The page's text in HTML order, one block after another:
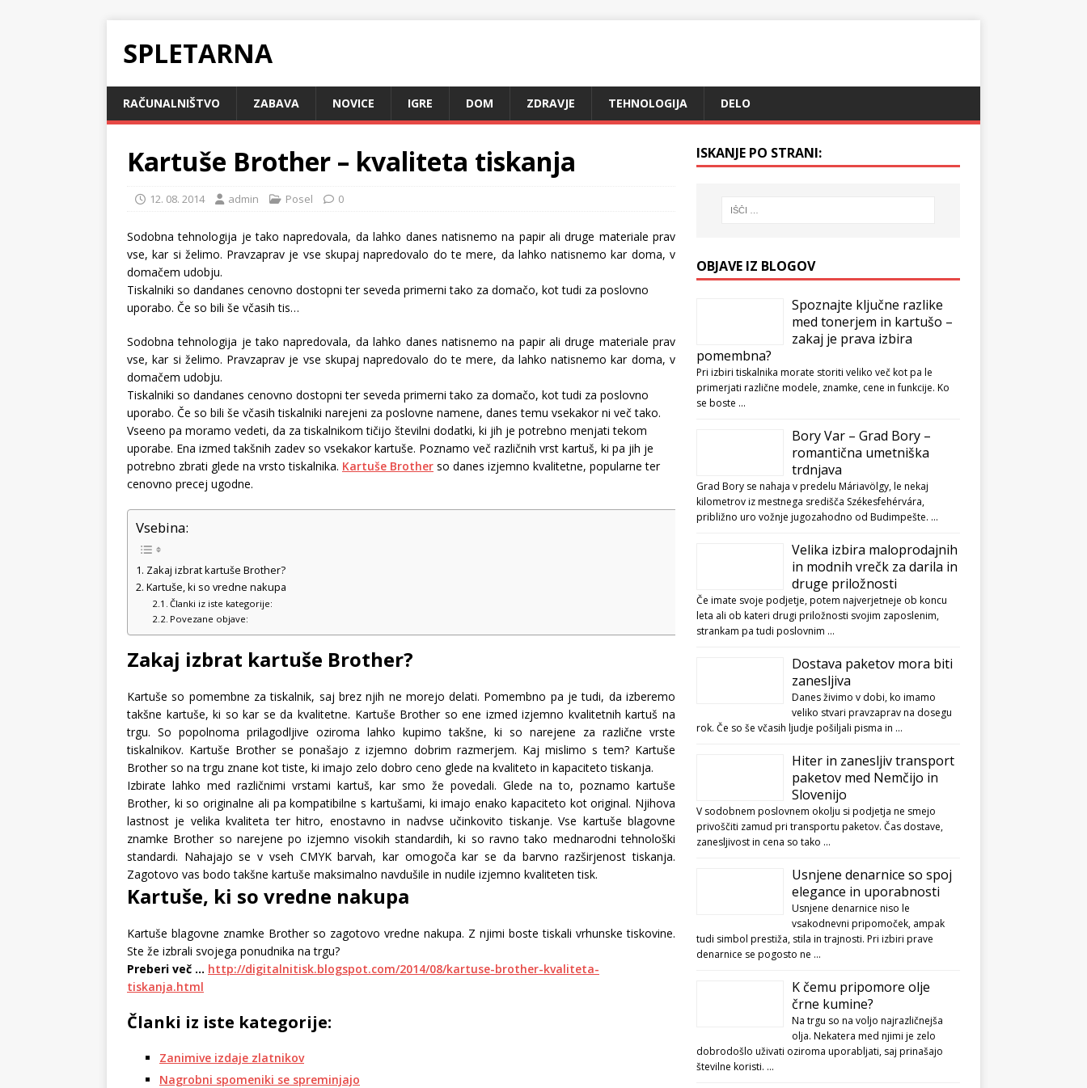
SPLETARNA
RAČUNALNIŠTVO ZABAVA NOVICE IGRE DOM ZDRAVJE TEHNOLOGIJA DELO
Kartuše Brother – kvaliteta tiskanja
12. 08. 2014 admin Posel 0
Sodobna tehnologija je tako napredovala, da lahko danes natisnemo na papir ali druge materiale prav
vse, kar si želimo. Pravzaprav je vse skupaj napredovalo do te mere, da lahko natisnemo kar doma, v
domačem udobju.
Tiskalniki so dandanes cenovno dostopni ter seveda primerni tako za domačo, kot tudi za poslovno
uporabo. Če so bili še včasih tis…
Sodobna tehnologija je tako napredovala, da lahko danes natisnemo na papir ali druge materiale prav
vse, kar si želimo. Pravzaprav je vse skupaj napredovalo do te mere, da lahko natisnemo kar doma, v
domačem udobju.
Tiskalniki so dandanes cenovno dostopni ter seveda primerni tako za domačo, kot tudi za poslovno
uporabo. Če so bili še včasih tiskalniki narejeni za poslovne namene, danes temu vsekakor ni več tako.
Vseeno pa moramo vedeti, da za tiskalnikom tičijo številni dodatki, ki jih je potrebno menjati tekom
uporabe. Ena izmed takšnih zadev so vsekakor kartuše. Poznamo več različnih vrst kartuš, ki pa jih je
potrebno zbrati glede na vrsto tiskalnika. Kartuše Brother so danes izjemno kvalitetne, popularne ter
cenovno precej ugodne.
Vsebina:
Zakaj izbrat kartuše Brother?
Kartuše, ki so vredne nakupa
Članki iz iste kategorije:
Povezane objave:
Zakaj izbrat kartuše Brother?
Kartuše so pomembne za tiskalnik, saj brez njih ne morejo delati. Pomembno pa je tudi, da izberemo
takšne kartuše, ki so kar se da kvalitetne. Kartuše Brother so ene izmed izjemno kvalitetnih kartuš na
trgu. So popolnoma prilagodljive oziroma lahko kupimo takšne, ki so narejene za različne vrste
tiskalnikov. Kartuše Brother se ponašajo z izjemno dobrim razmerjem. Kaj mislimo s tem? Kartuše
Brother so na trgu znane kot tiste, ki imajo zelo dobro ceno glede na kvaliteto in kapaciteto tiskanja.
Izbirate lahko med različnimi vrstami kartuš, kar smo že povedali. Glede na to, poznamo kartuše
Brother, ki so originalne ali pa kompatibilne s kartušami, ki imajo enako kapaciteto kot original. Njihova
lastnost je velika kvaliteta ter hitro, enostavno in nadvse učinkovito tiskanje. Vse kartuše blagovne
znamke Brother so narejene po izjemno visokih standardih, ki so ravno tako mednarodni tehnološki
standardi. Nahajajo se v vseh CMYK barvah, kar omogoča kar se da barvno razširjenost tiskanja.
Zagotovo vas bodo takšne kartuše maksimalno navdušile in nudile izjemno kvaliteten tisk.
Kartuše, ki so vredne nakupa
Kartuše blagovne znamke Brother so zagotovo vredne nakupa. Z njimi boste tiskali vrhunske tiskovine.
Ste že izbrali svojega ponudnika na trgu?
Preberi več … http://digitalnitisk.blogspot.com/2014/08/kartuse-brother-kvaliteta-
tiskanja.html
Članki iz iste kategorije:
Zanimive izdaje zlatnikov
Nagrobni spomeniki se spreminjajo
ISKANJE PO STRANI:
OBJAVE IZ BLOGOV
Spoznajte ključne razlike
med tonerjem in kartušo –
zakaj je prava izbira
pomembna?
Pri izbiri tiskalnika morate storiti veliko več kot pa le
primerjati različne modele, znamke, cene in funkcije. Ko
se boste …
Bory Var – Grad Bory –
romantična umetniška
trdnjava
Grad Bory se nahaja v predelu Máriavölgy, le nekaj
kilometrov iz mestnega središča Székesfehérvára,
približno uro vožnje jugozahodno od Budimpešte. …
Velika izbira maloprodajnih
in modnih vrečk za darila in
druge priložnosti
Če imate svoje podjetje, potem najverjetneje ob koncu
leta ali ob kateri drugi priložnosti svojim zaposlenim,
strankam pa tudi poslovnim …
Dostava paketov mora biti
zanesljiva
Danes živimo v dobi, ko imamo
veliko stvari pravzaprav na dosegu
rok. Če so še včasih ljudje pošiljali pisma in …
Hiter in zanesljiv transport
paketov med Nemčijo in
Slovenijo
V sodobnem poslovnem okolju si podjetja ne smejo
privoščiti zamud pri transportu paketov. Čas dostave,
zanesljivost in cena so tako …
Usnjene denarnice so spoj
elegance in uporabnosti
Usnjene denarnice niso le
vsakodnevni pripomoček, ampak
tudi simbol prestiža, stila in trajnosti. Pri izbiri prave
denarnice se pogosto ne …
K čemu pripomore olje
črne kumine?
Na trgu so na voljo najrazličnejša
olja. Nekatera med njimi je zelo
dobrodošlo uživati oziroma uporabljati, saj prinašajo
številne koristi. …